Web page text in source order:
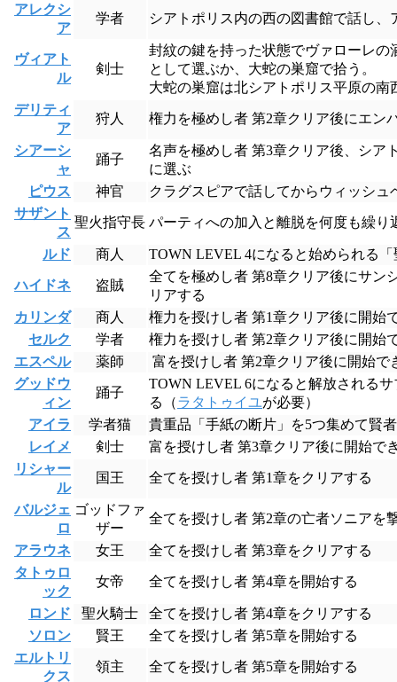
アレクシ
ア
学者 シアトポリス内の西の図書館で話し
ヴィアト
ル
剣士
封紋の鍵を持った状態でヴァローレ
として選ぶか、大蛇の巣窟で拾う。
大蛇の巣窟は北シアトポリス平原の南
デリティ
ア
狩人 権力を極めし者 第2章クリア後にエン
シアーシ
ャ
踊子
名声を極めし者 第3章クリア後、シ
に選ぶ
ピウス
神官
クラグスピアで話してからウィッシュ
サザント
ス
聖火指守長 パーティへの加入と離脱を何度も繰り
ルド 商人 TOWN LEVEL 4になると始められる
ハイドネ 盗賊
全てを極めし者 第8章クリア後にサン
リアする
カリンダ
商人
権力を授けし者 第1章クリア後に開始
セルク
学者
権力を授けし者 第2章クリア後に開始
エスペル
薬師
富を授けし者 第2章クリア後に開始
グッドウ
ィン
踊子
TOWN LEVEL 6になると解放される
る（ラタトゥイユが必要）
アイラ
学者猫
貴重品「手紙の断片」を5つ集めて賢
レイメ
剣士
富を授けし者 第3章クリア後に開始で
リシャー
ル
国王 全てを授けし者 第1章をクリアする
バルジェ
ロ
ゴッドファ
ザー
全てを授けし者 第2章の亡者ソニアを
アラウネ 女王
全てを授けし者 第3章をクリアする
タトゥロ
ック
女帝 全てを授けし者 第4章を開始する
ロンド 聖火騎士
全てを授けし者 第4章をクリアする
ソロン
賢王
全てを授けし者 第5章を開始する
エルトリ
クス
領主 全てを授けし者 第5章を開始する